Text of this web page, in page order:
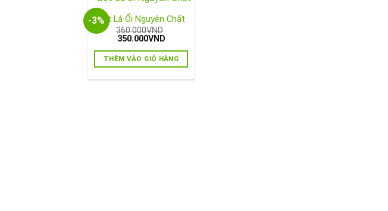
-3%Bột Lá Ổi Nguyên Chất
360.000VND
Giá
là:
360.000VND.
350.000VNDGiá
tại
là:
THÊM VÀO GIỎ HÀNG